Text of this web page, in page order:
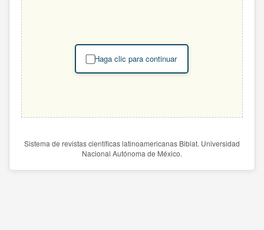
Haga clic para continuar
Sistema de revistas científicas latinoamericanas Biblat. Universidad
Nacional Autónoma de México.